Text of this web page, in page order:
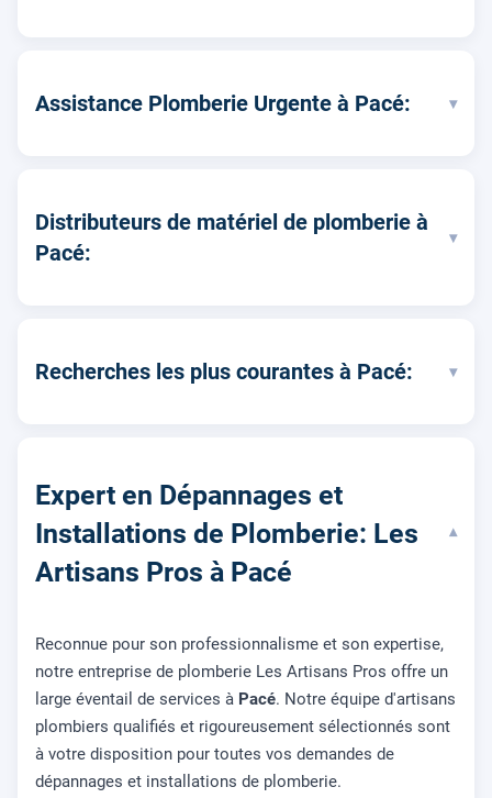
Assistance Plomberie Urgente à Pacé: ▾
Distributeurs de matériel de plomberie à
Pacé:
▾
Recherches les plus courantes à Pacé: ▾
Expert en Dépannages et
Installations de Plomberie: Les
Artisans Pros à Pacé
▾
Reconnue pour son professionnalisme et son expertise,
notre entreprise de plomberie Les Artisans Pros offre un
large éventail de services à Pacé. Notre équipe d'artisans
plombiers qualifiés et rigoureusement sélectionnés sont
à votre disposition pour toutes vos demandes de
dépannages et installations de plomberie.